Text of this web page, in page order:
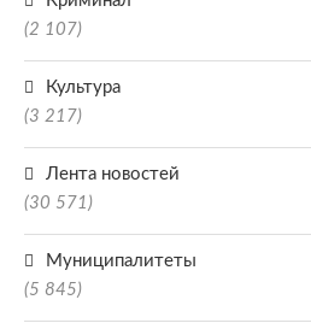
(2 107)
Культура
(3 217)
Лента новостей
(30 571)
Муниципалитеты
(5 845)